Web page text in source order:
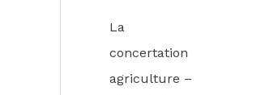
La
concertation
agriculture –